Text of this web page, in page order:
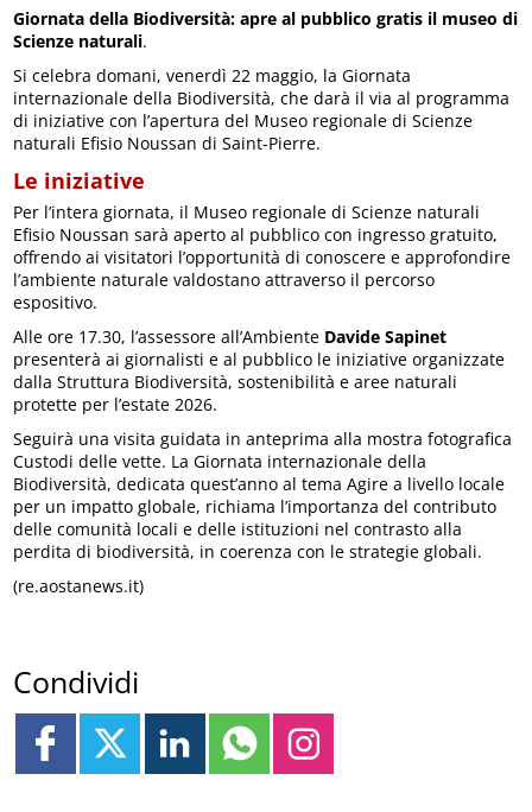
Giornata della Biodiversità: apre al pubblico gratis il museo di
Scienze naturali.
Si celebra domani, venerdì 22 maggio, la Giornata
internazionale della Biodiversità, che darà il via al programma
di iniziative con l’apertura del Museo regionale di Scienze
naturali Efisio Noussan di Saint-Pierre.
Le iniziative
Per l’intera giornata, il Museo regionale di Scienze naturali
Efisio Noussan sarà aperto al pubblico con ingresso gratuito,
offrendo ai visitatori l’opportunità di conoscere e approfondire
l’ambiente naturale valdostano attraverso il percorso
espositivo.
Alle ore 17.30, l’assessore all’Ambiente Davide Sapinet
presenterà ai giornalisti e al pubblico le iniziative organizzate
dalla Struttura Biodiversità, sostenibilità e aree naturali
protette per l’estate 2026.
Seguirà una visita guidata in anteprima alla mostra fotografica
Custodi delle vette. La Giornata internazionale della
Biodiversità, dedicata quest’anno al tema Agire a livello locale
per un impatto globale, richiama l’importanza del contributo
delle comunità locali e delle istituzioni nel contrasto alla
perdita di biodiversità, in coerenza con le strategie globali.
(re.aostanews.it)
Condividi